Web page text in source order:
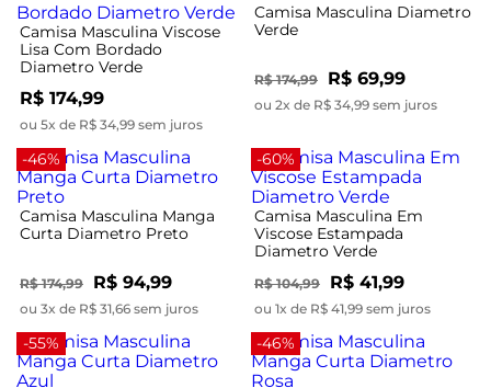
Camisa Masculina Viscose
Lisa Com Bordado
Diametro Verde
R$ 174,99
ou 5x de R$ 34,99 sem juros
Camisa Masculina Diametro
Verde
R$ 174,99 R$ 69,99
ou 2x de R$ 34,99 sem juros
-46%
Camisa Masculina Manga
Curta Diametro Preto
R$ 174,99 R$ 94,99
ou 3x de R$ 31,66 sem juros
-60%
Camisa Masculina Em
Viscose Estampada
Diametro Verde
R$ 104,99 R$ 41,99
ou 1x de R$ 41,99 sem juros
-55% -46%